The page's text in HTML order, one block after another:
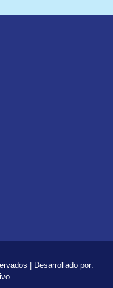
| Desarrollado por: